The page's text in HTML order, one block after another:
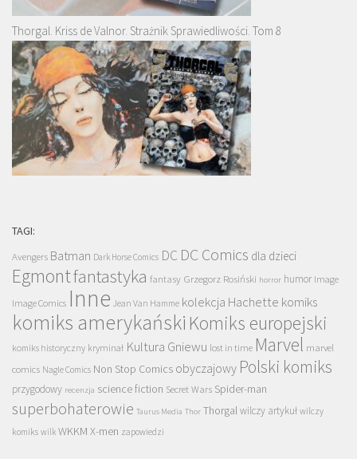
Thorgal. Kriss de Valnor. Strażnik Sprawiedliwości. Tom 8
TAGI:
Avengers Batman Dark Horse Comics DC DC Comics dla dzieci
Egmontfantastyka fantasy Grzegorz Rosiński horror humor Image
Image Comics Inne Jean Van Hamme kolekcja Hachette komiks
komiks amerykański Komiks europejski
komiks historyczny kryminał Kultura Gniewu lost in time Marvel marvel
comics Nagle Comics Non Stop Comics obyczajowy Polski komiks
przygodowy recenzja science fiction Secret Wars Spider-man
superbohaterowie Taurus Media Thor Thorgalwilczy artykuł wilczy
komiks wilk WKKM X-men zapowiedzi